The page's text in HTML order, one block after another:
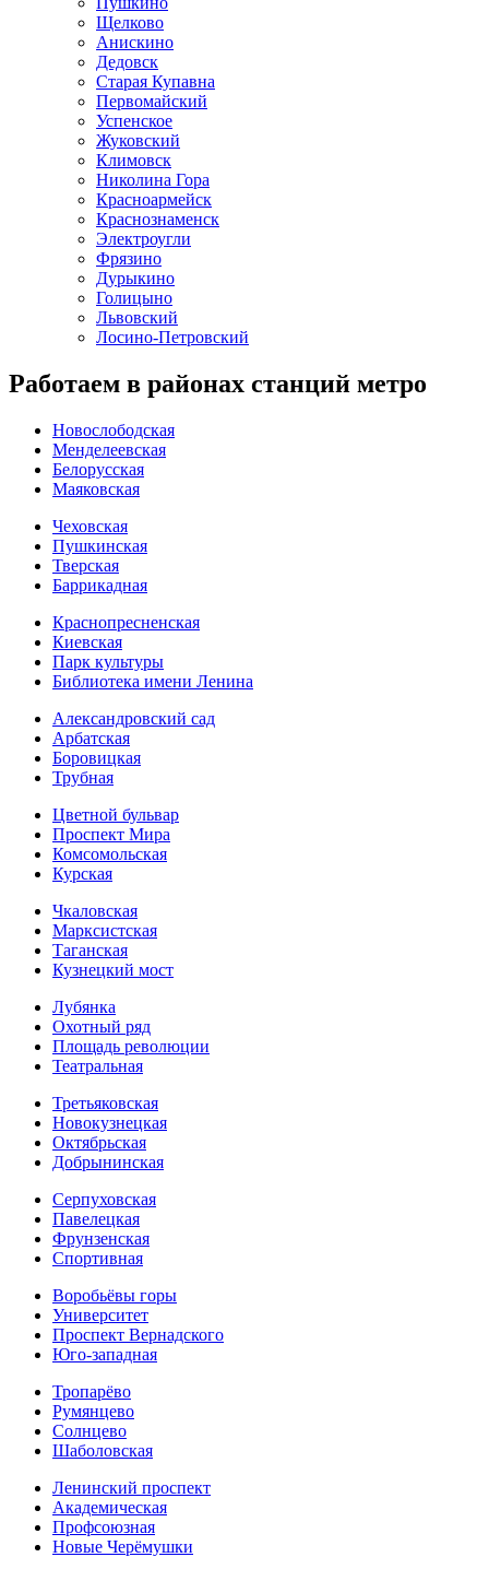
Щелково
Анискино
Дедовск
Старая Купавна
Первомайский
Успенское
Жуковский
Климовск
Николина Гора
Красноармейск
Краснознаменск
Электроугли
Фрязино
Дурыкино
Голицыно
Львовский
Лосино-Петровский
Работаем в районах станций метро
Новослободская
Менделеевская
Белорусская
Маяковская
Чеховская
Пушкинская
Тверская
Баррикадная
Краснопресненская
Киевская
Парк культуры
Библиотека имени Ленина
Александровский сад
Арбатская
Боровицкая
Трубная
Цветной бульвар
Проспект Мира
Комсомольская
Курская
Чкаловская
Марксистская
Таганская
Кузнецкий мост
Лубянка
Охотный ряд
Площадь революции
Театральная
Третьяковская
Новокузнецкая
Октябрьская
Добрынинская
Серпуховская
Павелецкая
Фрунзенская
Спортивная
Воробьёвы горы
Университет
Проспект Вернадского
Юго-западная
Тропарёво
Румянцево
Солнцево
Шаболовская
Ленинский проспект
Академическая
Профсоюзная
Новые Черёмушки